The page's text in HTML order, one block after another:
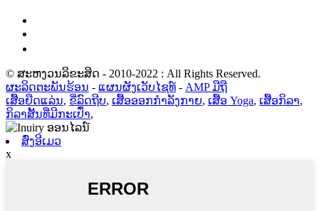
© ສະຫງວນລິຂະສິດ - 2010-2022 : All Rights Reserved.
ຜະລິດຕະພັນຮ້ອນ - ແຜນຜັງເວັບໄຊທ໌ - AMP ມືຖື
ເສື້ອຍືດແລ່ນ, ຂີ່ລົດຖີບ, ເສື້ອອອກກຳລັງກາຍ, ເສື້ອ Yoga, ເສື້ອກິລາ,
ກິລາສັ້ນທີ່ມີກະເປົ໋າ,
ສົ່ງອີເມວ
x